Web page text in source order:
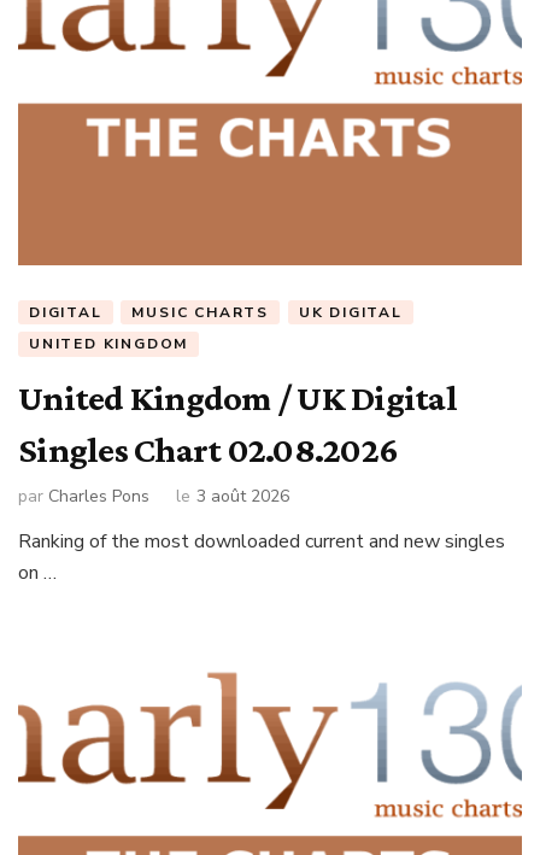
DIGITAL MUSIC CHARTS
UK DIGITAL
UNITED KINGDOM
United Kingdom / UK Digital
Singles Chart 02.08.2026
par Charles Pons le 3 août 2026
Ranking of the most downloaded current and new singles
on …